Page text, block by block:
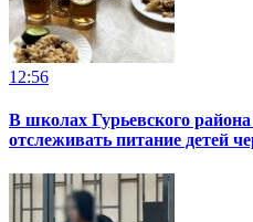
12:56
В школах Гурьевского
отслеживать питание детей